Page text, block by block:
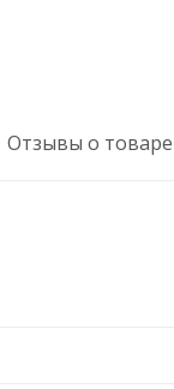
Отзывы о товаре